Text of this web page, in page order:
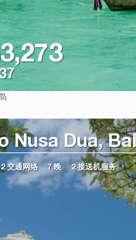
Nusa Dua,
2 交通网络 7 晚 2 接送机服务